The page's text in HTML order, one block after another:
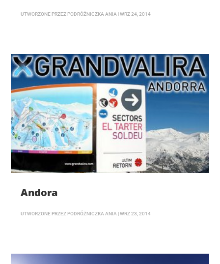
UTWORZONE PRZEZ PODRÓŻNICZKA ANIA |WRZ 24, 2014
Andora
UTWORZONE PRZEZ PODRÓŻNICZKA ANIA |WRZ 23, 2014